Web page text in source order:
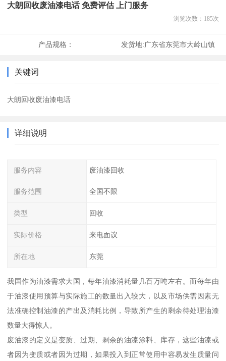
大朗回收废油漆电话 免费评估 上门服务
浏览次数： 185次
产品规格： 发货地:广东省东莞市大岭山镇
关键词
大朗回收废油漆电话
详细说明
服务内容 废油漆回收
服务范围 全国不限
类型 回收
实际价格 来电面议
所在地 东莞
我国作为油漆需求大国，每年油漆消耗量几百万吨左右。而每年由
于油漆使用预算与实际施工的数量出入较大，以及市场供需因素无
法准确控制油漆的产出及消耗比例，导致所产生的剩余待处理油漆
数量大得惊人。
废油漆的定义是变质、过期、剩余的油漆涂料、库存，这些油漆或
者因为变质或者因为过期，如果投入到正常使用中容易发生质量问